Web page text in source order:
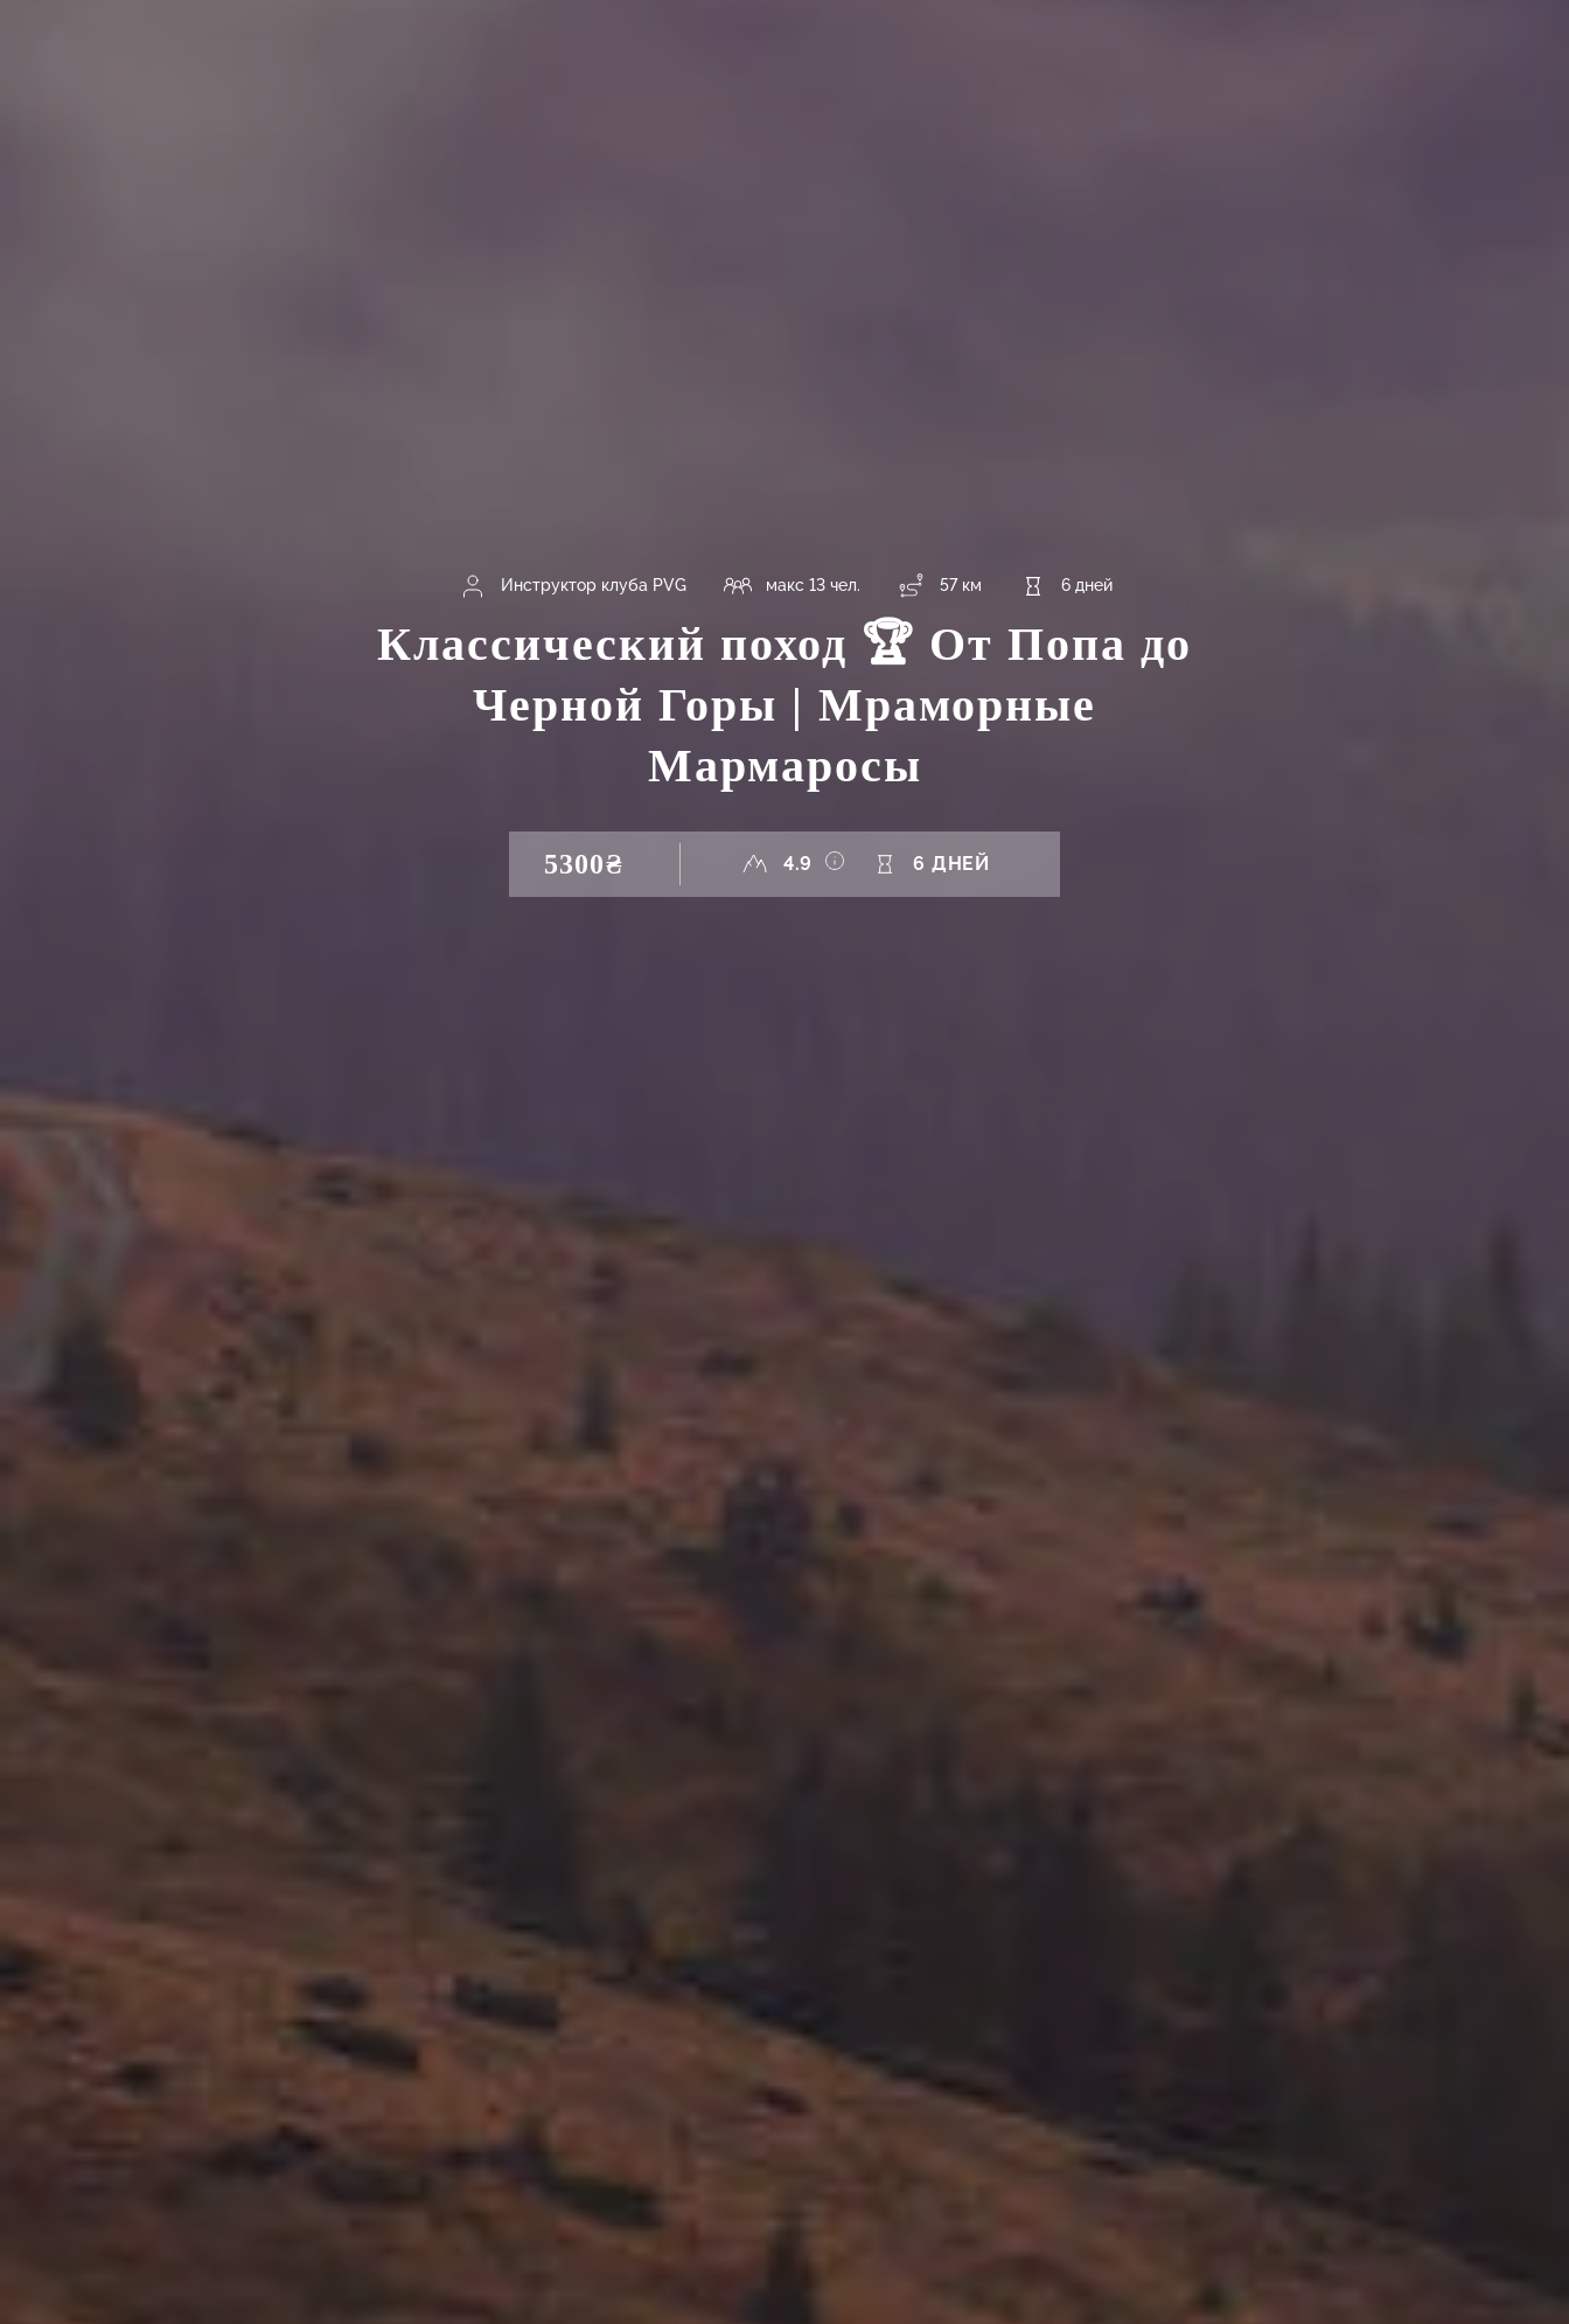
Инструктор клуба PVG макс 13 чел. 57 км 6 дней
Классический поход 🏆 От Попа до
Черной Горы | Мраморные
Мармаросы
5300₴ 4.9 6 ДНЕЙ